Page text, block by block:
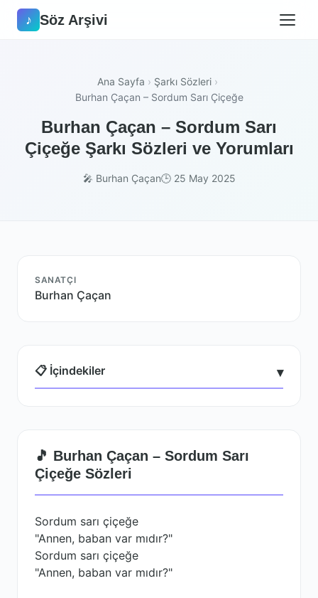
♪ Söz Arşivi
Ana Sayfa › Şarkı Sözleri ›
Burhan Çaçan – Sordum Sarı Çiçeğe
Burhan Çaçan – Sordum Sarı
Çiçeğe Şarkı Sözleri ve Yorumları
🎤 Burhan Çaçan🕒 25 May 2025
SANATÇI
Burhan Çaçan
📋 İçindekiler ▾
🎵 Burhan Çaçan – Sordum Sarı
Çiçeğe Sözleri
Sordum sarı çiçeğe
"Annen, baban var mıdır?"
Sordum sarı çiçeğe
"Annen, baban var mıdır?"